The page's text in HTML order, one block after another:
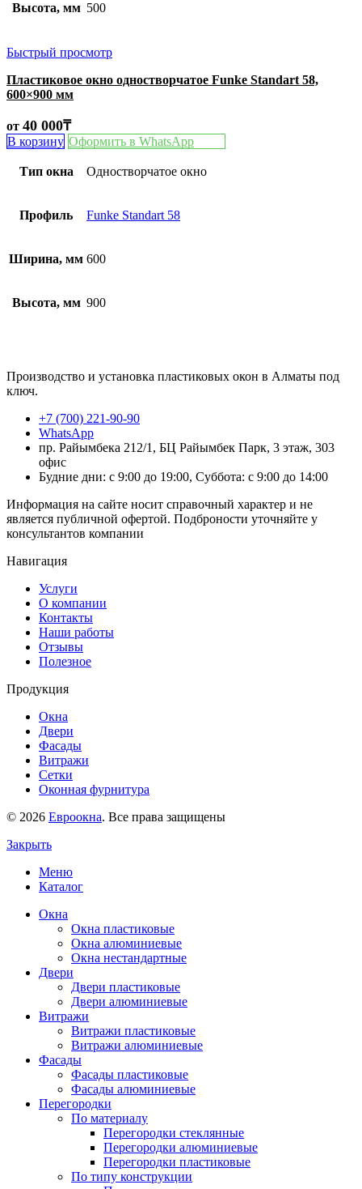
Высота, мм 500
Быстрый просмотр
Пластиковое окно одностворчатое Funke Standart 58,
600×900 мм
от 40 000₸
В корзину Оформить в WhatsApp
Тип окна Одностворчатое окно
Профиль Funke Standart 58
Ширина, мм 600
Высота, мм 900
Производство и установка пластиковых окон в Алматы под
ключ.
+7 (700) 221-90-90
WhatsApp
пр. Райымбека 212/1, БЦ Райымбек Парк, 3 этаж, 303
офис
Будние дни: с 9:00 до 19:00, Суббота: с 9:00 до 14:00
Информация на сайте носит справочный характер и не
является публичной офертой. Подброности уточняйте у
консультантов компании
Навигация
Услуги
О компании
Контакты
Наши работы
Отзывы
Полезное
Продукция
Окна
Двери
Фасады
Витражи
Сетки
Оконная фурнитура
© 2026 Евроокна. Все права защищены
Закрыть
Меню
Каталог
Окна
Окна пластиковые
Окна алюминиевые
Окна нестандартные
Двери
Двери пластиковые
Двери алюминиевые
Витражи
Витражи пластиковые
Витражи алюминиевые
Фасады
Фасады пластиковые
Фасады алюминиевые
Перегородки
По материалу
Перегородки стеклянные
Перегородки алюминиевые
Перегородки пластиковые
По типу конструкции